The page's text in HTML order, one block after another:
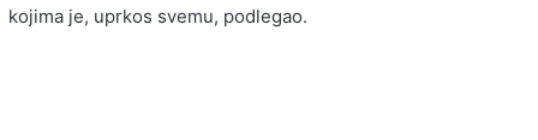
kojima je, uprkos svemu, podlegao.